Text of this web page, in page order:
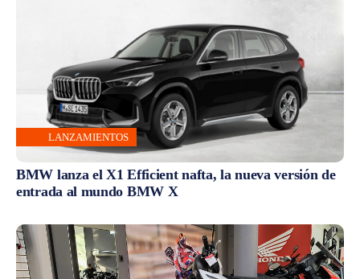
LANZAMIENTOS
BMW lanza el X1 Efficient nafta, la nueva versión de
entrada al mundo BMW X